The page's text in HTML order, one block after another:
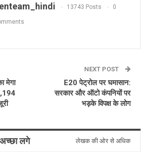
13743 Posts 0
मेगा
NEXT POST
E20 पेट्रोल पर घमासान:
सरकार और ऑटो कंपनियों पर
भड़के विपक्ष के लोग
लगे लेखक की ओर से अधिक